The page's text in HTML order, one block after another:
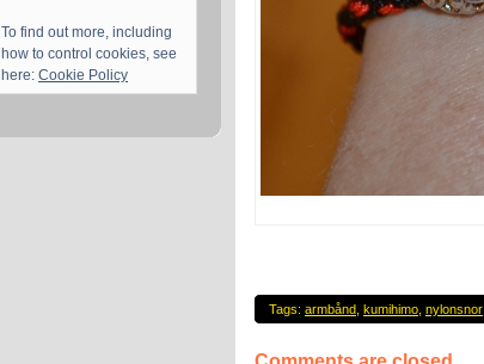
To find out more, including
how to control cookies, see
here: Cookie Policy
Tags: armbånd kumihimo nylonsnor